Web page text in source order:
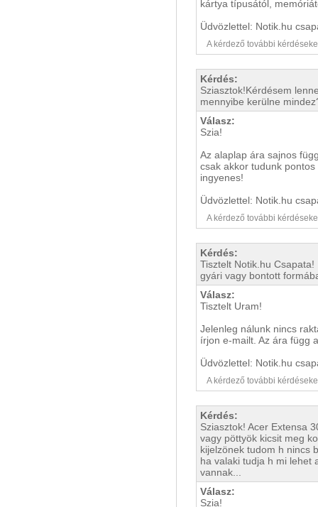
kártya típusától,
Üdvözlettel: Notik.hu
A kérdező további
Kérdés:
Sziasztok!Kérdésem
mennyibe kerülne
Válasz:
Szia!
Az alaplap ára sajnos
csak akkor tudunk
ingyenes!
Üdvözlettel: Notik.hu
A kérdező további
Kérdés:
Tisztelt Notik.hu
gyári vagy bontott
Válasz:
Tisztelt Uram!
Jelenleg nálunk nincs
írjon e-mailt. Az ára függ
Üdvözlettel: Notik.hu
A kérdező további
Kérdés:
Sziasztok! Acer Extensa
vagy pöttyök kicsit meg
kijelzönek tudom h nincs
ha valaki tudja h mi lehet
vannak...
Válasz:
Szia!